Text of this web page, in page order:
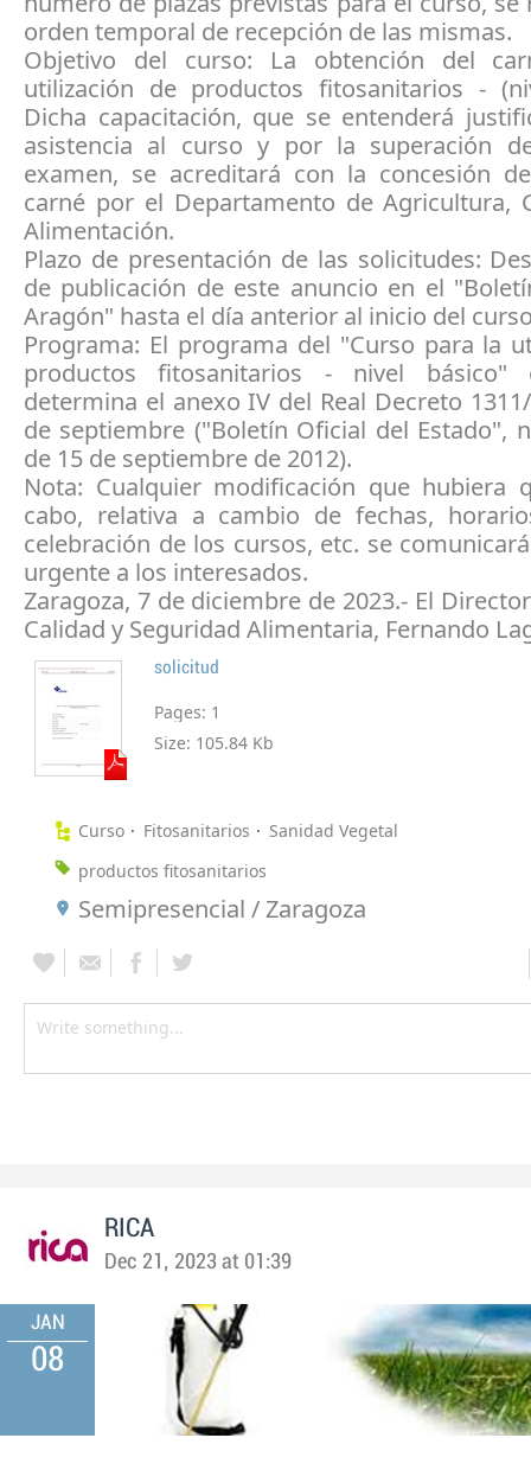
orden temporal de recepción de las mismas.
Objetivo del curso: La obtención del
utilización de productos fitosanitarios -
Dicha capacitación, que se entenderá
asistencia al curso y por la superación
examen, se acreditará con la concesión
carné por el Departamento de Agricultura,
Alimentación.
Plazo de presentación de las solicitudes:
de publicación de este anuncio en el
Aragón" hasta el día anterior al inicio del
Programa: El programa del "Curso para la
productos fitosanitarios - nivel
determina el anexo IV del Real Decreto
de septiembre ("Boletín Oficial del Estado",
de 15 de septiembre de 2012).
Nota: Cualquier modificación que hubiera
cabo, relativa a cambio de fechas,
celebración de los cursos, etc. se
urgente a los interesados.
Zaragoza, 7 de diciembre de 2023.- El
Calidad y Seguridad Alimentaria, Fernando
solicitud
Pages: 1
Size: 105.84 Kb
Curso Fitosanitarios
Sanidad Vegetal
productos fitosanitarios
Semipresencial / Zaragoza
RICA
Dec 21, 2023 at 01:39
JAN
08